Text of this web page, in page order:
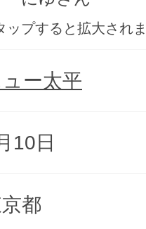
ップすると拡大され
ー太平
10日
都